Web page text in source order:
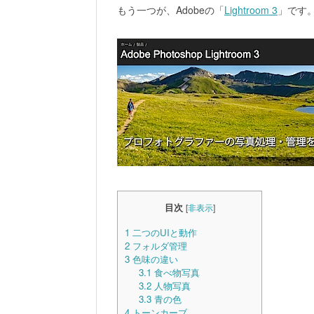
もう一つが、Adobeの「Lightroom 3 」です
目次 [非表示]
1 二つのUIと動作
2 フォルダ管理
3 色味の違い
3.1 食べ物写真
3.2人物写真
3.3青の色